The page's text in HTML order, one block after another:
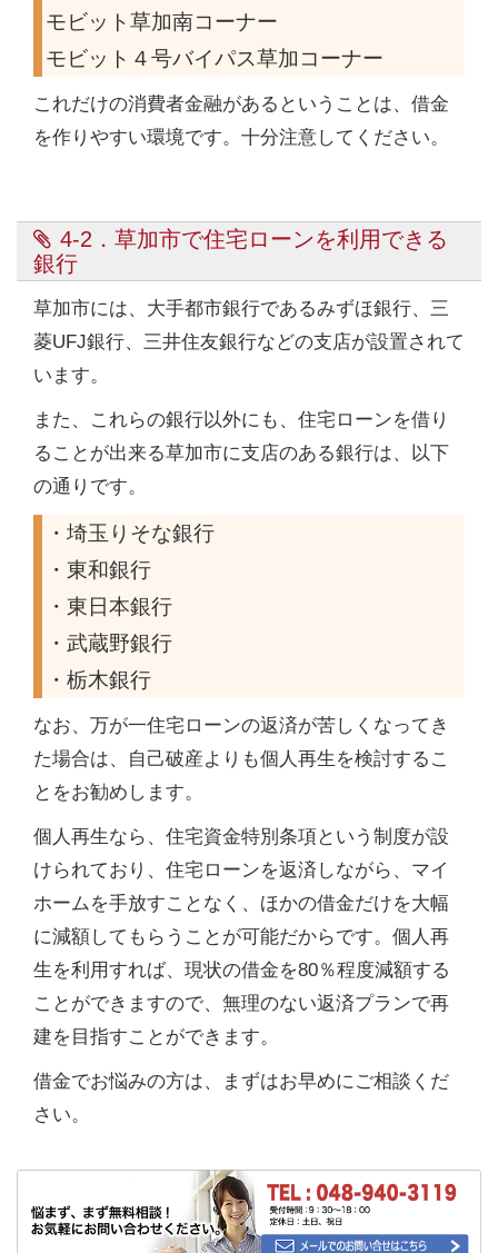
モビット草加南コーナー
モビット４号バイパス草加コーナー
これだけの消費者金融があるということは、借金
を作りやすい環境です。十分注意してください。
4-2．草加市で住宅ローンを利用できる
銀行
草加市には、大手都市銀行であるみずほ銀行、三
菱UFJ銀行、三井住友銀行などの支店が設置されて
います。
また、これらの銀行以外にも、住宅ローンを借り
ることが出来る草加市に支店のある銀行は、以下
の通りです。
・埼玉りそな銀行
・東和銀行
・東日本銀行
・武蔵野銀行
・栃木銀行
なお、万が一住宅ローンの返済が苦しくなってき
た場合は、自己破産よりも個人再生を検討するこ
とをお勧めします。
個人再生なら、住宅資金特別条項という制度が設
けられており、住宅ローンを返済しながら、マイ
ホームを手放すことなく、ほかの借金だけを大幅
に減額してもらうことが可能だからです。個人再
生を利用すれば、現状の借金を80％程度減額する
ことができますので、無理のない返済プランで再
建を目指すことができます。
借金でお悩みの方は、まずはお早めにご相談くだ
さい。